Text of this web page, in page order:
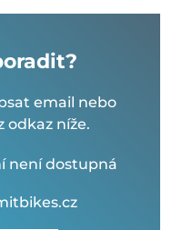
email nebo
odkaz níže.
není dostupná